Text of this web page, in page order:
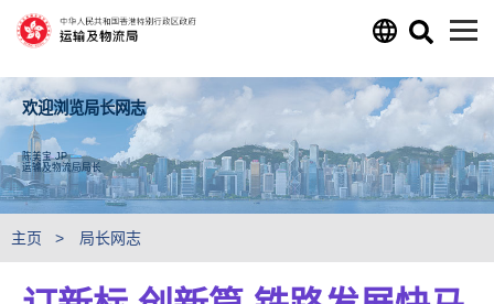
欢迎浏览局长网志
陈美宝 JP
运输及物流局局长
主页 局长网志